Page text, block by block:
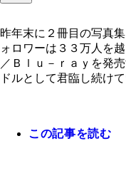
昨年末に２冊目の写真
ォロワーは３３万人を
／Ｂｌｕ－ｒａｙを発
ドルとして君臨し続け
この記事を読む